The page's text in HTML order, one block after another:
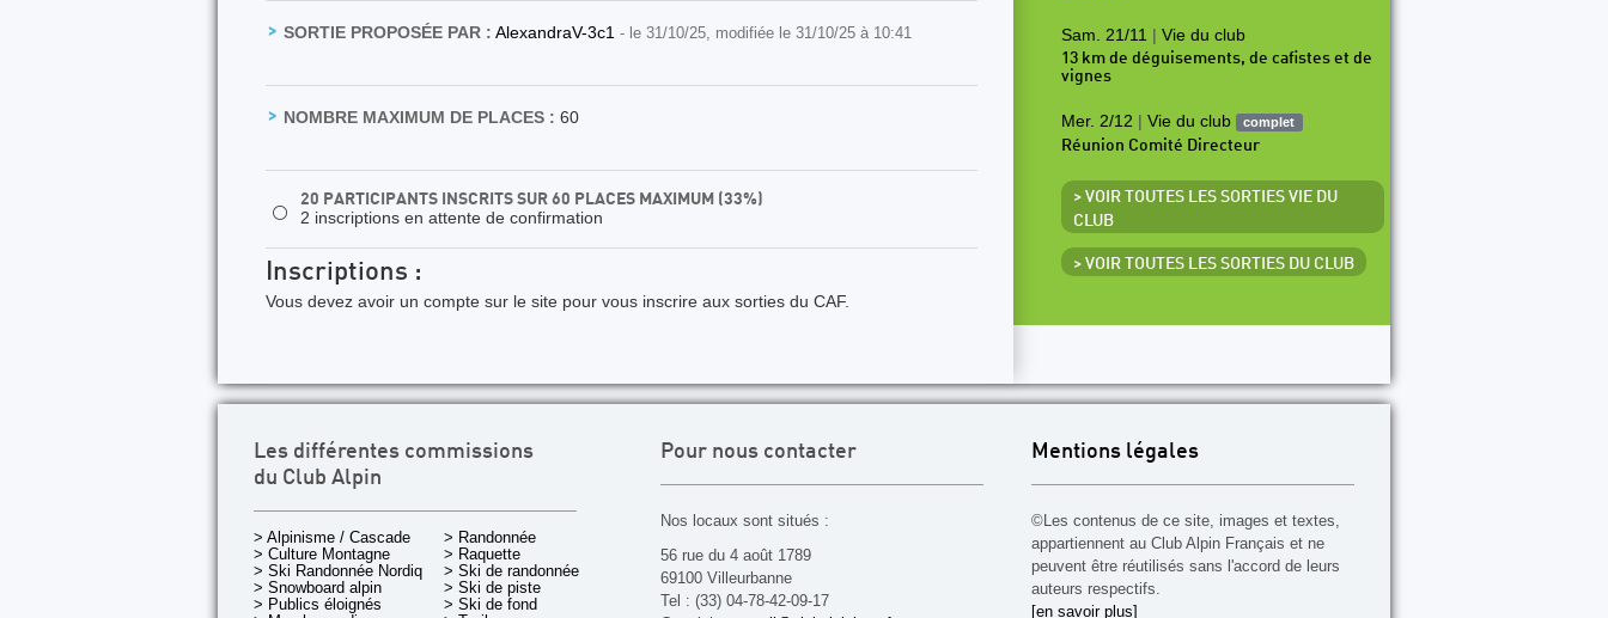
SORTIE PROPOSÉE PAR : AlexandraV-3c1 - le 31/10/25, modifiée le 31/10/25 à 10:41
NOMBRE MAXIMUM DE PLACES : 60
⚪
20 PARTICIPANTS INSCRITS SUR 60 PLACES MAXIMUM (33%)
2 inscriptions en attente de confirmation
Inscriptions :
Vous devez avoir un compte sur le site pour vous inscrire aux sorties du CAF.
Sam. 21/11 | Vie du club
13 km de déguisements, de cafistes et de
vignes
Mer. 2/12 | Vie du club complet
Réunion Comité Directeur
> VOIR TOUTES LES SORTIES VIE DU
CLUB
> VOIR TOUTES LES SORTIES DU CLUB
Les différentes commissions
du Club Alpin
> Alpinisme / Cascade
> Culture Montagne
> Ski Randonnée Nordique
> Snowboard alpin
> Publics éloignés
> Randonnée
> Raquette
> Ski de randonnée
> Ski de piste
> Ski de fond
Pour nous contacter
Nos locaux sont situés :
56 rue du 4 août 1789
69100 Villeurbanne
Tel : (33) 04-78-42-09-17
Mentions légales
©Les contenus de ce site, images et textes,
appartiennent au Club Alpin Français et ne
peuvent être réutilisés sans l'accord de leurs
auteurs respectifs.
[en savoir plus]